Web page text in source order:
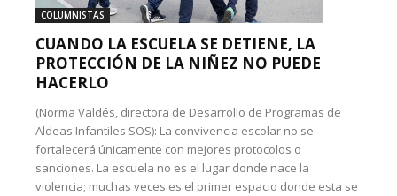
COLUMNISTAS
CUANDO LA ESCUELA SE DETIENE, LA
PROTECCIÓN DE LA NIÑEZ NO PUEDE
HACERLO
(Norma Valdés, directora de Desarrollo de Programas de
Aldeas Infantiles SOS): La convivencia escolar no se
fortalecerá únicamente con mejores protocolos o
sanciones. La escuela no es el lugar donde nace la
violencia; muchas veces es el primer espacio donde esta se